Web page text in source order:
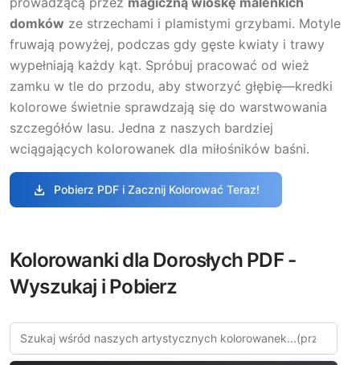
domków ze strzechami i plamistymi grzybami. Motyle
fruwają powyżej, podczas gdy gęste kwiaty i trawy
wypełniają każdy kąt. Spróbuj pracować od wież
zamku w tle do przodu, aby stworzyć głębię—kredki
kolorowe świetnie sprawdzają się do warstwowania
szczegółów lasu. Jedna z naszych bardziej
wciągających kolorowanek dla miłośników baśni.
download Pobierz PDF i Zacznij Kolorować Teraz!
Kolorowanki dla Dorosłych PDF -
Wyszukaj i Pobierz